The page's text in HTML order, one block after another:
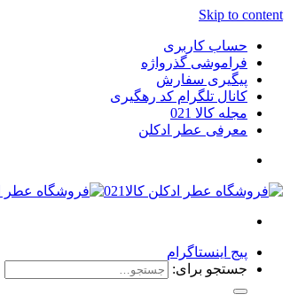
Skip to content
حساب کاربری
فراموشی گذرواژه
پیگیری سفارش
کانال تلگرام کد رهگیری
مجله کالا 021
معرفی عطر ادکلن
پیج اینستاگرام
جستجو برای: